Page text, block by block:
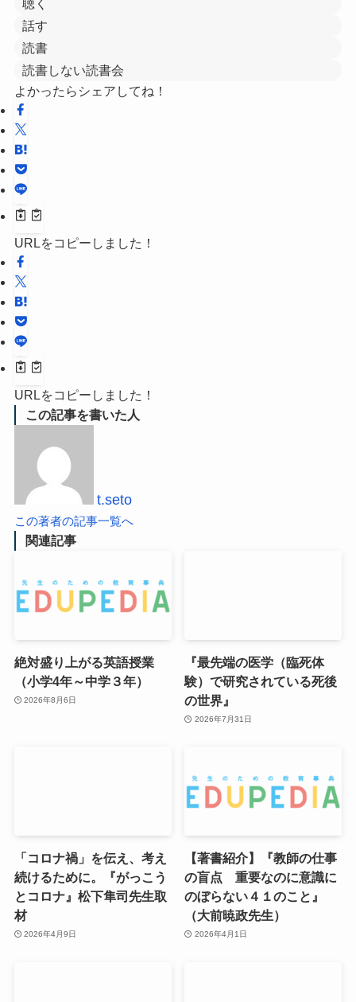
聴く
話す
読書
読書しない読書会
よかったらシェアしてね！
URLをコピーしました！
URLをコピーしました！
この記事を書いた人
t.seto
この著者の記事一覧へ
関連記事
絶対盛り上がる英語授業
（小学4年～中学３年）
2026年8月6日
『最先端の医学（臨死体
験）で研究されている死後
の世界』
2026年7月31日
「コロナ禍」を伝え、考え
続けるために。『がっこう
とコロナ』松下隼司先生取
材
2026年4月9日
【著書紹介】『教師の仕事
の盲点 重要なのに意識に
のぼらない４１のこと』
（大前暁政先生）
2026年4月1日